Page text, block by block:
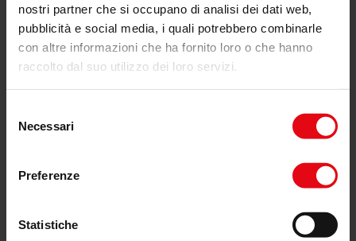
nostri partner che si occupano di analisi dei dati web,
pubblicità e social media, i quali potrebbero combinarle
con altre informazioni che ha fornito loro o che hanno
raccolto dal suo utilizzo dei loro servizi.
delNecessari
Preferenze
Statistiche
YOU MIGHT ALSO LIKE